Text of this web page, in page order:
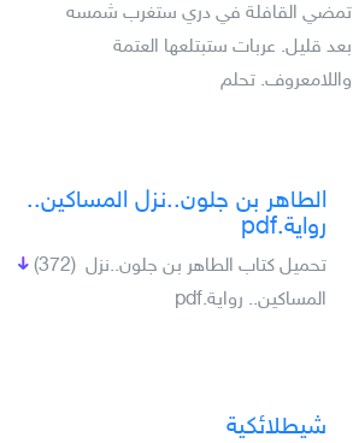
تمضي القافلة في دري ستغرب شمسه
بعد قليل. عربات ستبتلعها العتمة
واللامعروف. تحلم
الطاهر بن جلون..نزل المساكين..
رواية.pdf
(372) تحميل كتاب الطاهر بن جلون..نزل
المساكين.. رواية.pdf
شيطلائكية